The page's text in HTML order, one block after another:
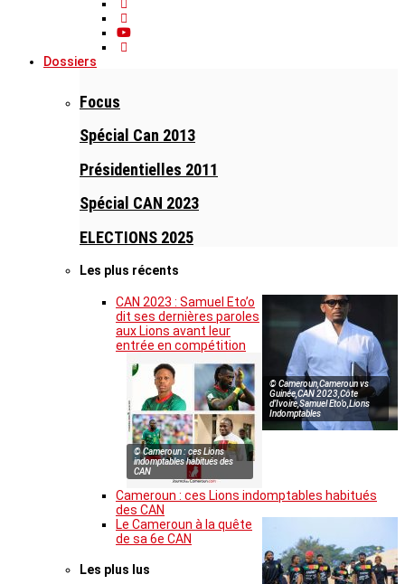
Dossiers
Focus
Spécial Can 2013
Présidentielles 2011
Spécial CAN 2023
ELECTIONS 2025
Les plus récents
© Cameroun,Cameroun vs
Guinée,CAN 2023,Côte
d’Ivoire,Samuel Eto’o,Lions
Indomptables
CAN 2023 : Samuel Eto’o
dit ses dernières paroles
aux Lions avant leur
entrée en compétition
© Cameroun : ces Lions
indomptables habitués des
CAN
Cameroun : ces Lions indomptables habitués
des CAN
Le Cameroun à la quête
de sa 6e CAN
Les plus lus